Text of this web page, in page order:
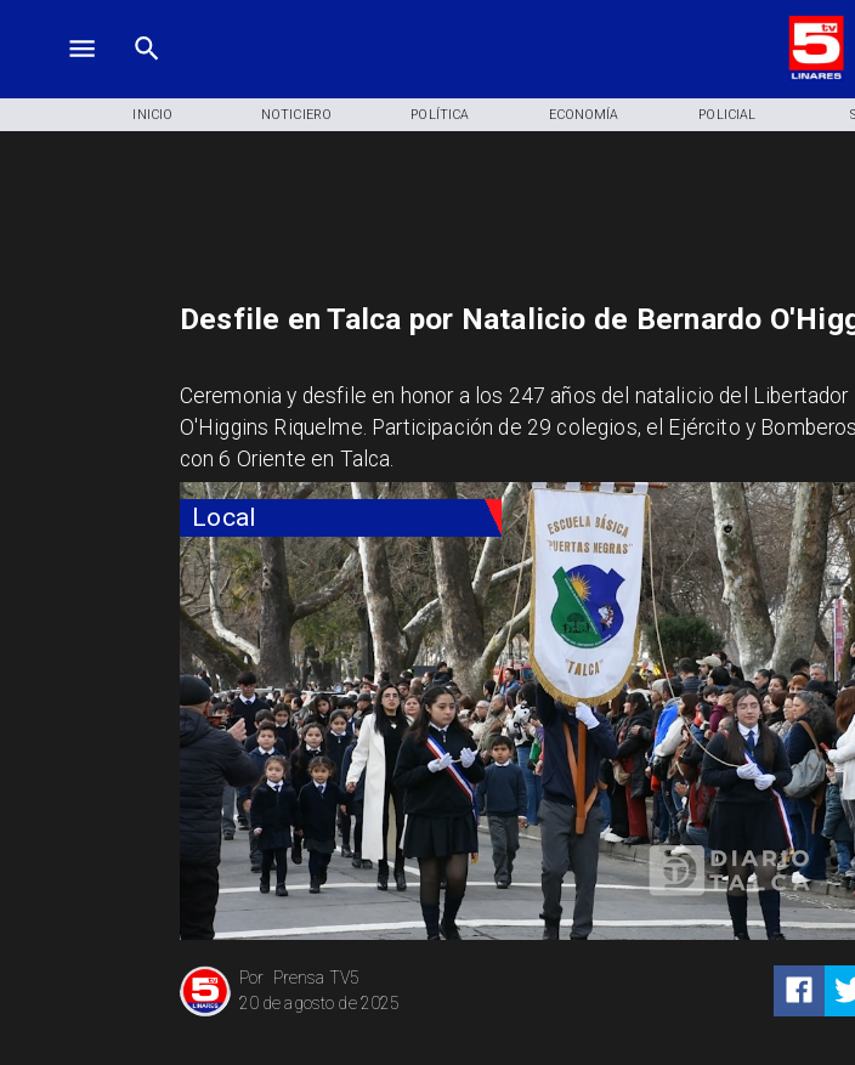
INICIO NOTICIERO POLÍTICA ECONOMÍA POLICIAL
Local
Prensa TV5
Por
20 de agosto de 2025
Desfile en Talca por Natalicio de Bernardo
Ceremonia y desfile en honor a los 247 años del natalicio del Libertador
O'Higgins Riquelme. Participación de 29 colegios, el Ejército y
con 6 Oriente en Talca.